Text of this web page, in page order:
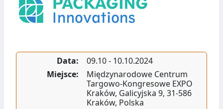
Data: 09.10- 10.10.2024
Miejsce:
Międzynarodowe Centrum
Targowo-Kongresowe EXPO
Kraków, Galicyjska 9, 31-586
Kraków, Polska